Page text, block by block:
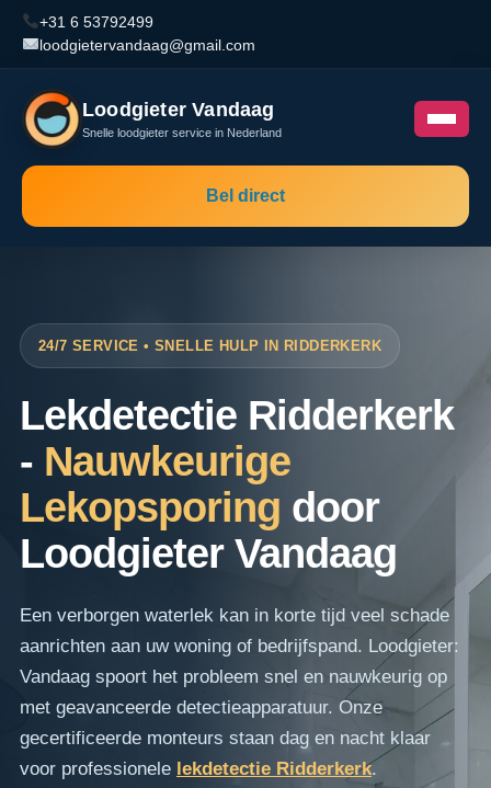
+31 6 53792499
loodgietervandaag@gmail.com
Loodgieter Vandaag
Snelle loodgieter service in Nederland
Bel direct
24/7 SERVICE • SNELLE HULP IN RIDDERKERK
Lekdetectie Ridderkerk
- Nauwkeurige
Lekopsporing door
Loodgieter Vandaag
Een verborgen waterlek kan in korte tijd veel schade
aanrichten aan uw woning of bedrijfspand. Loodgieter:
Vandaag spoort het probleem snel en nauwkeurig op
met geavanceerde detectieapparatuur. Onze
gecertificeerde monteurs staan dag en nacht klaar
voor professionele lekdetectie Ridderkerk.